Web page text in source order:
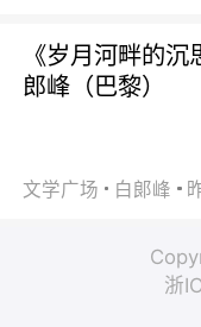
《岁月河畔的沉
郎峰（巴黎）
文学广场 白郞峰
浙